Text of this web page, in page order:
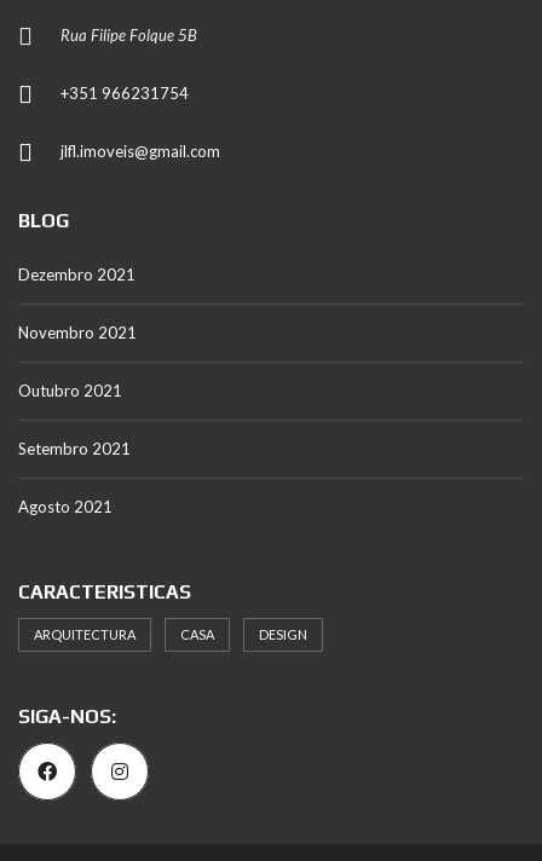
Rua Filipe Folque 5B
+351 966231754
jlfl.imoveis@gmail.com
BLOG
Dezembro 2021
Novembro 2021
Outubro 2021
Setembro 2021
Agosto 2021
CARACTERISTICAS
ARQUITECTURA CASA DESIGN
SIGA-NOS: